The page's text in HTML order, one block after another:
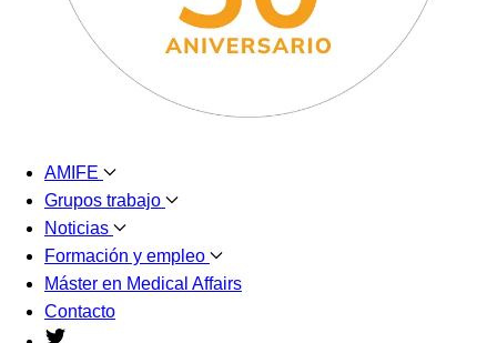
AMIFE
Grupos trabajo
Noticias
Formación y empleo
Máster en Medical Affairs
Contacto